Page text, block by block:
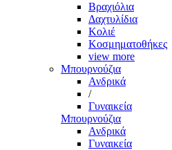
Βραχιόλια
Δαχτυλίδια
Κολιέ
Κοσμηματοθήκες
view more
Μπουρνούζια
Ανδρικά
/
Γυναικεία
Μπουρνούζια
Ανδρικά
Γυναικεία